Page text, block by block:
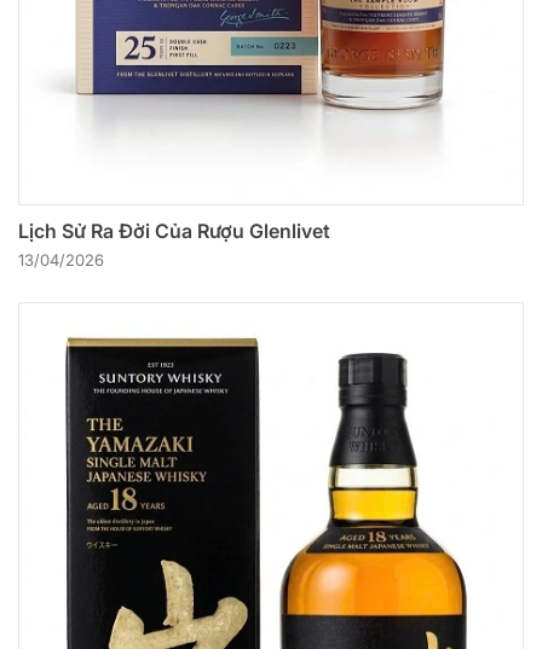
Lịch Sử Ra Đời Của Rượu Glenlivet
13/04/2026